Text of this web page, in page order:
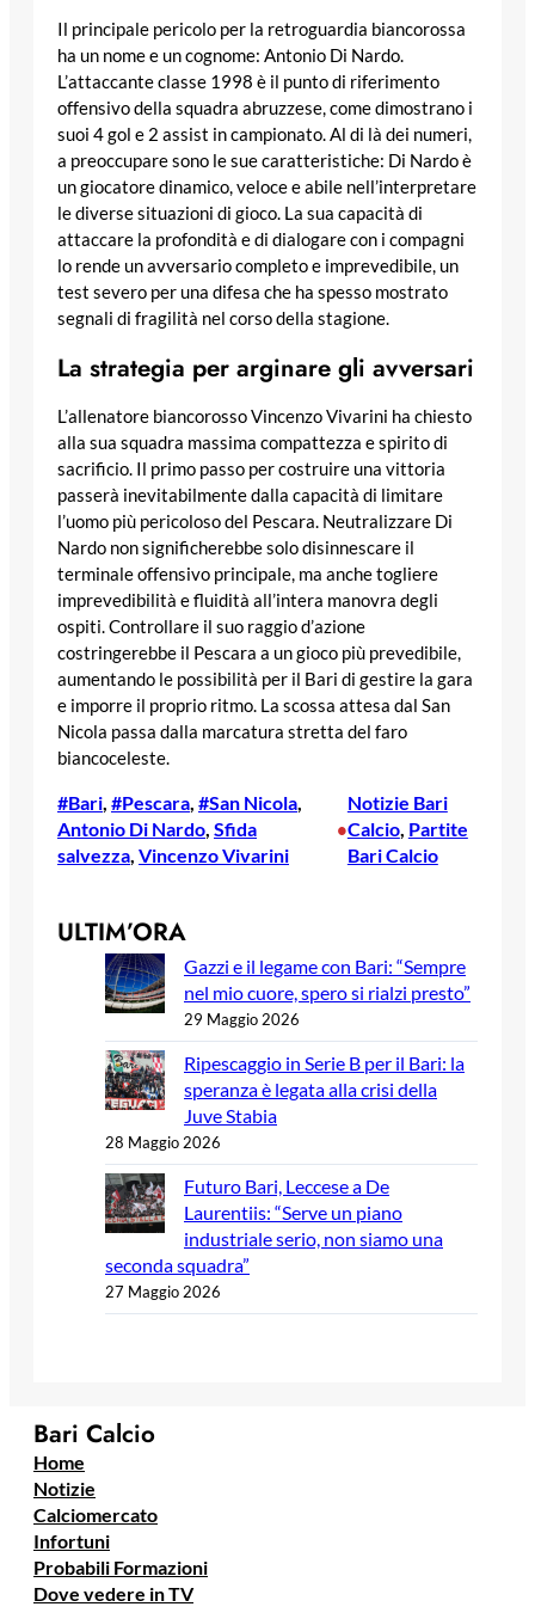
Il principale pericolo per la retroguardia biancorossa
ha un nome e un cognome: Antonio Di Nardo.
L’attaccante classe 1998 è il punto di riferimento
offensivo della squadra abruzzese, come dimostrano i
suoi 4 gol e 2 assist in campionato. Al di là dei numeri,
a preoccupare sono le sue caratteristiche: Di Nardo è
un giocatore dinamico, veloce e abile nell’interpretare
le diverse situazioni di gioco. La sua capacità di
attaccare la profondità e di dialogare con i compagni
lo rende un avversario completo e imprevedibile, un
test severo per una difesa che ha spesso mostrato
segnali di fragilità nel corso della stagione.
La strategia per arginare gli avversari
L’allenatore biancorosso Vincenzo Vivarini ha chiesto
alla sua squadra massima compattezza e spirito di
sacrificio. Il primo passo per costruire una vittoria
passerà inevitabilmente dalla capacità di limitare
l’uomo più pericoloso del Pescara. Neutralizzare Di
Nardo non significherebbe solo disinnescare il
terminale offensivo principale, ma anche togliere
imprevedibilità e fluidità all’intera manovra degli
ospiti. Controllare il suo raggio d’azione
costringerebbe il Pescara a un gioco più prevedibile,
aumentando le possibilità per il Bari di gestire la gara
e imporre il proprio ritmo. La scossa attesa dal San
Nicola passa dalla marcatura stretta del faro
biancoceleste.
#Bari #Pescara #San Nicola
Antonio Di Nardo Sfida
salvezza Vincenzo Vivarini
•
Notizie Bari
Calcio, Partite
Bari Calcio
ULTIM’ORA
Gazzi e il legame con Bari: “Sempre
nel mio cuore, spero si rialzi presto”
29 Maggio 2026
Ripescaggio in Serie B per il Bari: la
speranza è legata alla crisi della
Juve Stabia
28 Maggio 2026
Futuro Bari, Leccese a De
Laurentiis: “Serve un piano
industriale serio, non siamo una
seconda squadra”
27 Maggio 2026
Bari Calcio
Home
Notizie
Calciomercato
Infortuni
Probabili Formazioni
Dove vedere in TV